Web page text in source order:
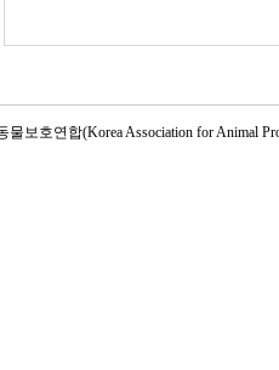
물보호연합(Korea Association for Animal